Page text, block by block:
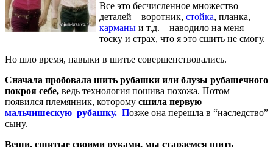
Все это бесчисленное множество
деталей – воротник, стойка, планка,
карманы и т.д. – наводило на меня
тоску и страх, что я это сшить не смогу.
Но шло время, навыки в шитье совершенствовались.
Сначала пробовала шить рубашки или блузы рубашечного
покроя себе, ведь технология пошива похожа. Потом
появился племянник, которому сшила первую
мальчишескую рубашку. Позже она перешла в “наследство”
сыну.
Вещи, сшитые своими руками, мы стараемся шить